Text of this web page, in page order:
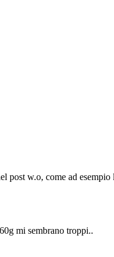
post w.o, come ad esempio
mi sembrano troppi..